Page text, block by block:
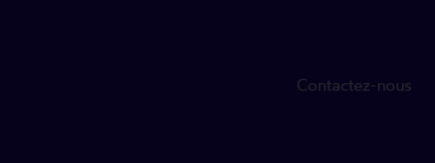
Contactez-nous